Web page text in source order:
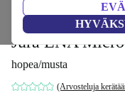
Jura ENA
hopea/musta
(Arvosteluja